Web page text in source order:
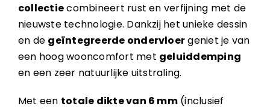
collectiecombineert rust en verfijning met de
nieuwste technologie. Dankzij het unieke dessin
en de geïntegreerde ondervloergeniet je van
een hoog wooncomfort met geluiddemping
en een zeer natuurlijke uitstraling.
Met een totale dikte van 6 mm(inclusief